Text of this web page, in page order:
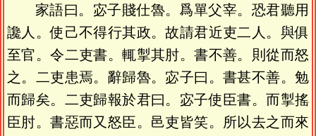
家語曰。宓子賤仕魯。爲單父宰。恐君聽用
讒人。使己不得行其政。故請君近吏二人。與俱
至官。令二吏書。輒掣其肘。書不善。則從而怒
之。二吏患焉。辭歸魯。宓子曰。書甚不善。勉
而歸矣。二吏歸報於君曰。宓子使臣書。而掣搖
臣肘。書惡而又怒臣。邑吏皆笑。所以去之而來